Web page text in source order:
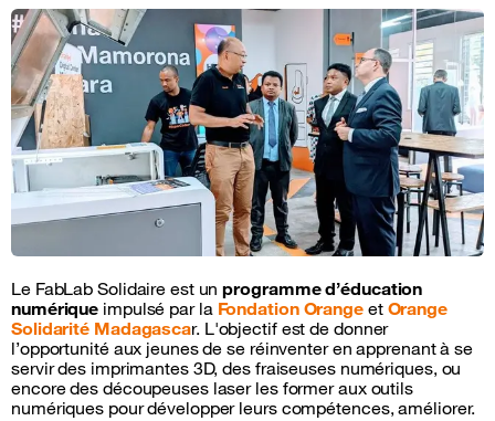
Le FabLab Solidaire est unprogramme d’éducation
numérique impulsé par la Fondation Orangeet Orange
Solidarité Madagascar. L'objectif est de donner
l’opportunité aux jeunes de se réinventer en apprenant à se
servir des imprimantes 3D, des fraiseuses numériques, ou
encore des découpeuses laser les former aux outils
numériques pour développer leurs compétences, améliorer.